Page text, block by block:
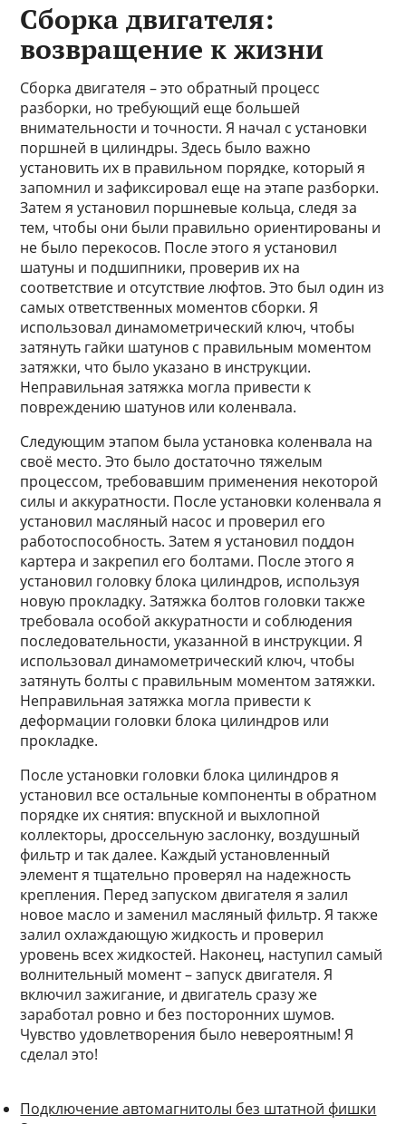
Сборка двигателя:
возвращение к жизни
Сборка двигателя – это обратный процесс
разборки, но требующий еще большей
внимательности и точности. Я начал с установки
поршней в цилиндры. Здесь было важно
установить их в правильном порядке, который я
запомнил и зафиксировал еще на этапе разборки.
Затем я установил поршневые кольца, следя за
тем, чтобы они были правильно ориентированы и
не было перекосов. После этого я установил
шатуны и подшипники, проверив их на
соответствие и отсутствие люфтов. Это был один из
самых ответственных моментов сборки. Я
использовал динамометрический ключ, чтобы
затянуть гайки шатунов с правильным моментом
затяжки, что было указано в инструкции.
Неправильная затяжка могла привести к
повреждению шатунов или коленвала.
Следующим этапом была установка коленвала на
своё место. Это было достаточно тяжелым
процессом, требовавшим применения некоторой
силы и аккуратности. После установки коленвала я
установил масляный насос и проверил его
работоспособность. Затем я установил поддон
картера и закрепил его болтами. После этого я
установил головку блока цилиндров, используя
новую прокладку. Затяжка болтов головки также
требовала особой аккуратности и соблюдения
последовательности, указанной в инструкции. Я
использовал динамометрический ключ, чтобы
затянуть болты с правильным моментом затяжки.
Неправильная затяжка могла привести к
деформации головки блока цилиндров или
прокладке.
После установки головки блока цилиндров я
установил все остальные компоненты в обратном
порядке их снятия: впускной и выхлопной
коллекторы, дроссельную заслонку, воздушный
фильтр и так далее. Каждый установленный
элемент я тщательно проверял на надежность
крепления. Перед запуском двигателя я залил
новое масло и заменил масляный фильтр. Я также
залил охлаждающую жидкость и проверил
уровень всех жидкостей. Наконец, наступил самый
волнительный момент – запуск двигателя. Я
включил зажигание, и двигатель сразу же
заработал ровно и без посторонних шумов.
Чувство удовлетворения было невероятным! Я
сделал это!
Подключение автомагнитолы без штатной фишки